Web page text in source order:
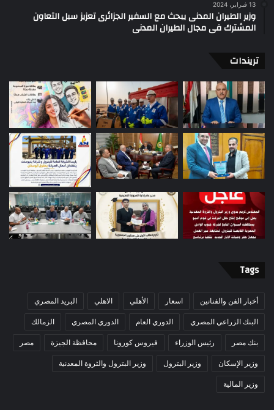
13 فبراير، 2024
وزير الطيران المدنى يبحث مع السفير الجزائرى تعزيز سبل التعاون
المشترك فى مجال الطيران المدنى
تريندات
Tags
أخبار الفن والفنانين اسعار الأهلي الاهلي البريد المصري
البنك الزراعي المصري الدوري العام الدوري المصري الزمالك
بنك مصر رئيس الوزراء فيروس كورونا محافظة الجيزة مصر
وزير الإسكان وزير البترول وزير البترول والثروة المعدنية
وزير المالية